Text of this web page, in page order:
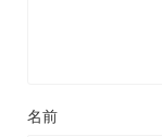
名前